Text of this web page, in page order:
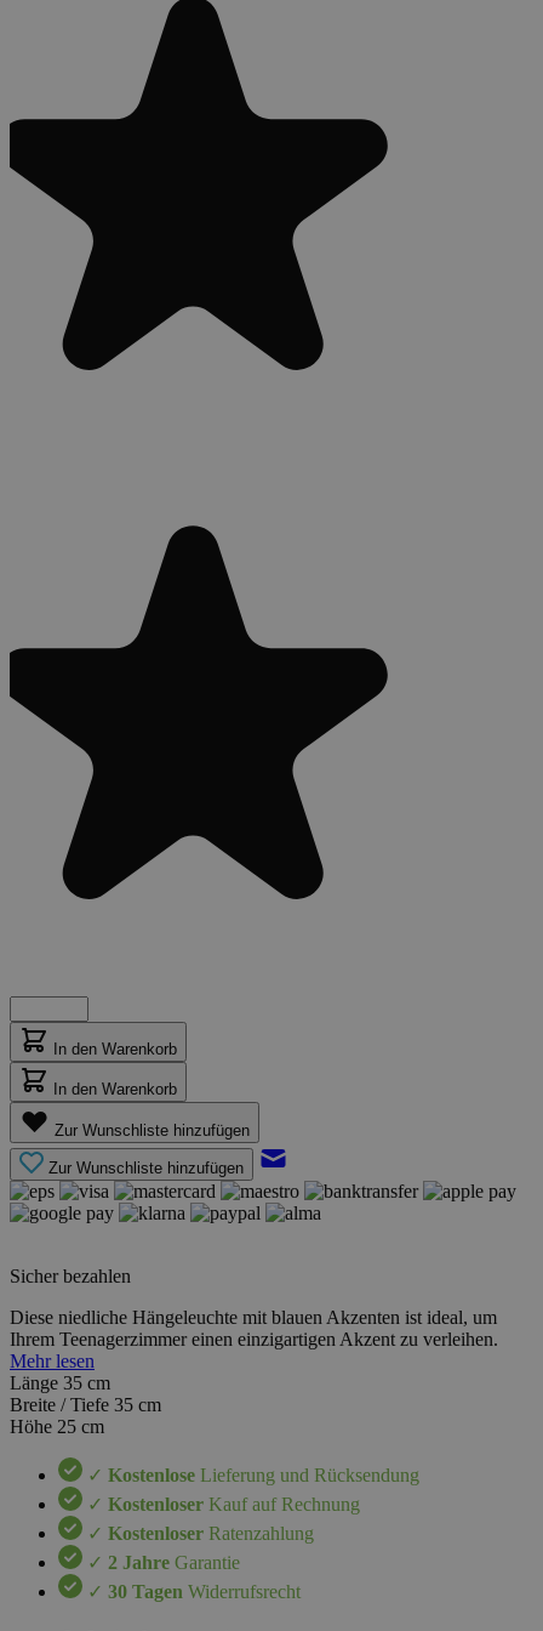
In den Warenkorb
In den Warenkorb
Zur Wunschliste hinzufügen
Zur Wunschliste hinzufügen
Sicher bezahlen
Diese niedliche Hängeleuchte mit blauen Akzenten ist ideal, um
Ihrem Teenagerzimmer einen einzigartigen Akzent zu verleihen.
Mehr lesen
Länge 35 cm
Breite / Tiefe 35 cm
Höhe 25 cm
✓ Kostenlose Lieferung und Rücksendung
✓ Kostenloser Kauf auf Rechnung
✓ Kostenloser Ratenzahlung
✓ 2 Jahre Garantie
✓ 30 Tagen Widerrufsrecht